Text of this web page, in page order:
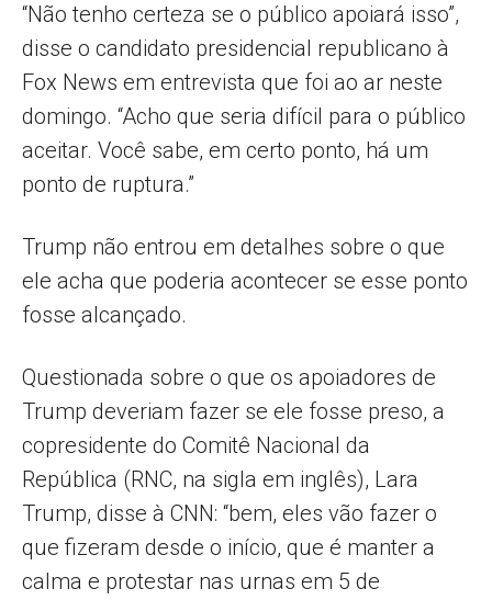
“Não tenho certeza se o público apoiará isso”,
disse o candidato presidencial republicano à
Fox News em entrevista que foi ao ar neste
domingo. “Acho que seria difícil para o público
aceitar. Você sabe, em certo ponto, há um
ponto de ruptura.”
Trump não entrou em detalhes sobre o que
ele acha que poderia acontecer se esse ponto
fosse alcançado.
Questionada sobre o que os apoiadores de
Trump deveriam fazer se ele fosse preso, a
copresidente do Comitê Nacional da
República (RNC, na sigla em inglês), Lara
Trump, disse à CNN: “bem, eles vão fazer o
que fizeram desde o início, que é manter a
calma e protestar nas urnas em 5 de